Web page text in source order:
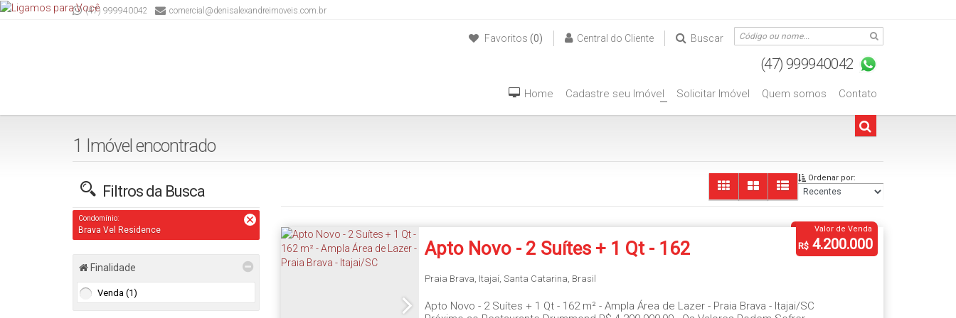
(47) 999940042 comercial@denisalexandreimoveis.com.br
Buscar
Central do Cliente
Favoritos (0)
(47) 999940042
Contato
Quem somos
Solicitar Imóvel
+
Cadastre seu Imóvel
Home
1 Imóvel encontrado
Filtros da Busca
Condomínio:
Brava Vel Residence
Finalidade
Venda (1)
Ordenar por:
Apto Novo - 2 Suítes + 1 Qt - 162
M² - Ampla Área De Lazer - Praia
Brava - Itajai/SC
R$ 4.200.000
Valor de Venda
Praia Brava Itajaí ,Santa Catarina Brasil
Apto Novo - 2 Suítes + 1 Qt - 162 m² - Ampla Área de Lazer - Praia Brava - Itajai/SC